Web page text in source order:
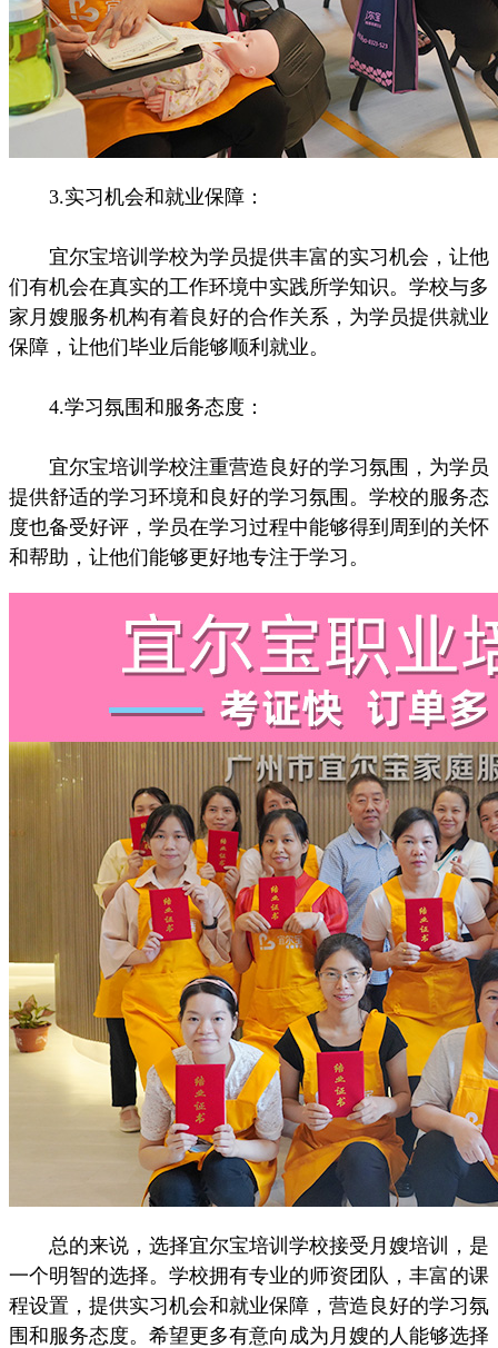
3.实习机会和就业保障：
宜尔宝培训学校为学员提供丰富的实习机会，让他
们有机会在真实的工作环境中实践所学知识。学校与多
家月嫂服务机构有着良好的合作关系，为学员提供就业
保障，让他们毕业后能够顺利就业。
4.学习氛围和服务态度：
宜尔宝培训学校注重营造良好的学习氛围，为学员
提供舒适的学习环境和良好的学习氛围。学校的服务态
度也备受好评，学员在学习过程中能够得到周到的关怀
和帮助，让他们能够更好地专注于学习。
总的来说，选择宜尔宝培训学校接受月嫂培训，是
一个明智的选择。学校拥有专业的师资团队，丰富的课
程设置，提供实习机会和就业保障，营造良好的学习氛
围和服务态度。希望更多有意向成为月嫂的人能够选择